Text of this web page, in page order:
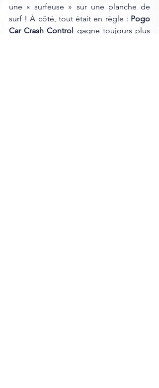
une « surfeuse » sur une planche de
surf ! À côté, tout était en règle : Pogo
Car Crash Control gagne toujours plus